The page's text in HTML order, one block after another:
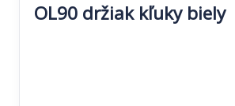
OL90 držiak kľuky biely